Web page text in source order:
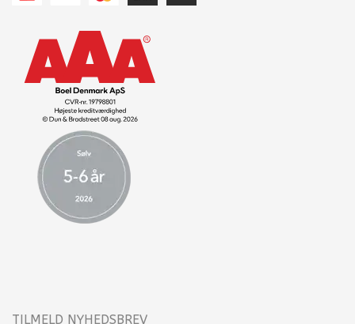
TILMELD NYHEDSBREV